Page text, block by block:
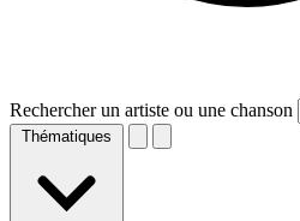
Rechercher un artiste ou une chanson
Thématiques